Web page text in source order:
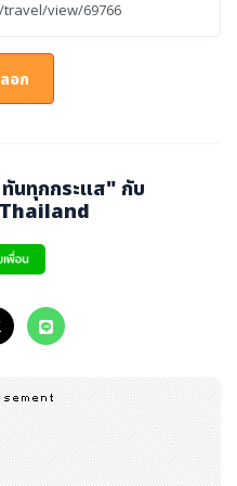
Farang กล่าวว่า ความ
เมื่อเกิดไอเดียขึ้นมา ท
นที่และดำเนินโครงการตาม
นอกหาดทรายขาวบนเกาะช้
แบบที่คาดว่าจะพบในหนังสื
ติศาสตร์อันน่าทึ่งของเรือ J
จแน่วแน่ที่จะเพิ่มความน่าตื่
ดียวกันก็แสดงรายละเอียดป
สระนั้นถือเป็นความสมดุลที่
นิ่ง คุณไม่มีทางรู้จริงๆ ว่านั
อก
นทุกกระแส" กับ